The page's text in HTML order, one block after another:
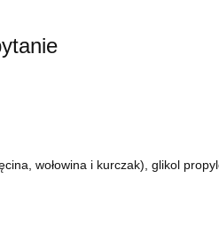
wołowina i kurczak), glikol